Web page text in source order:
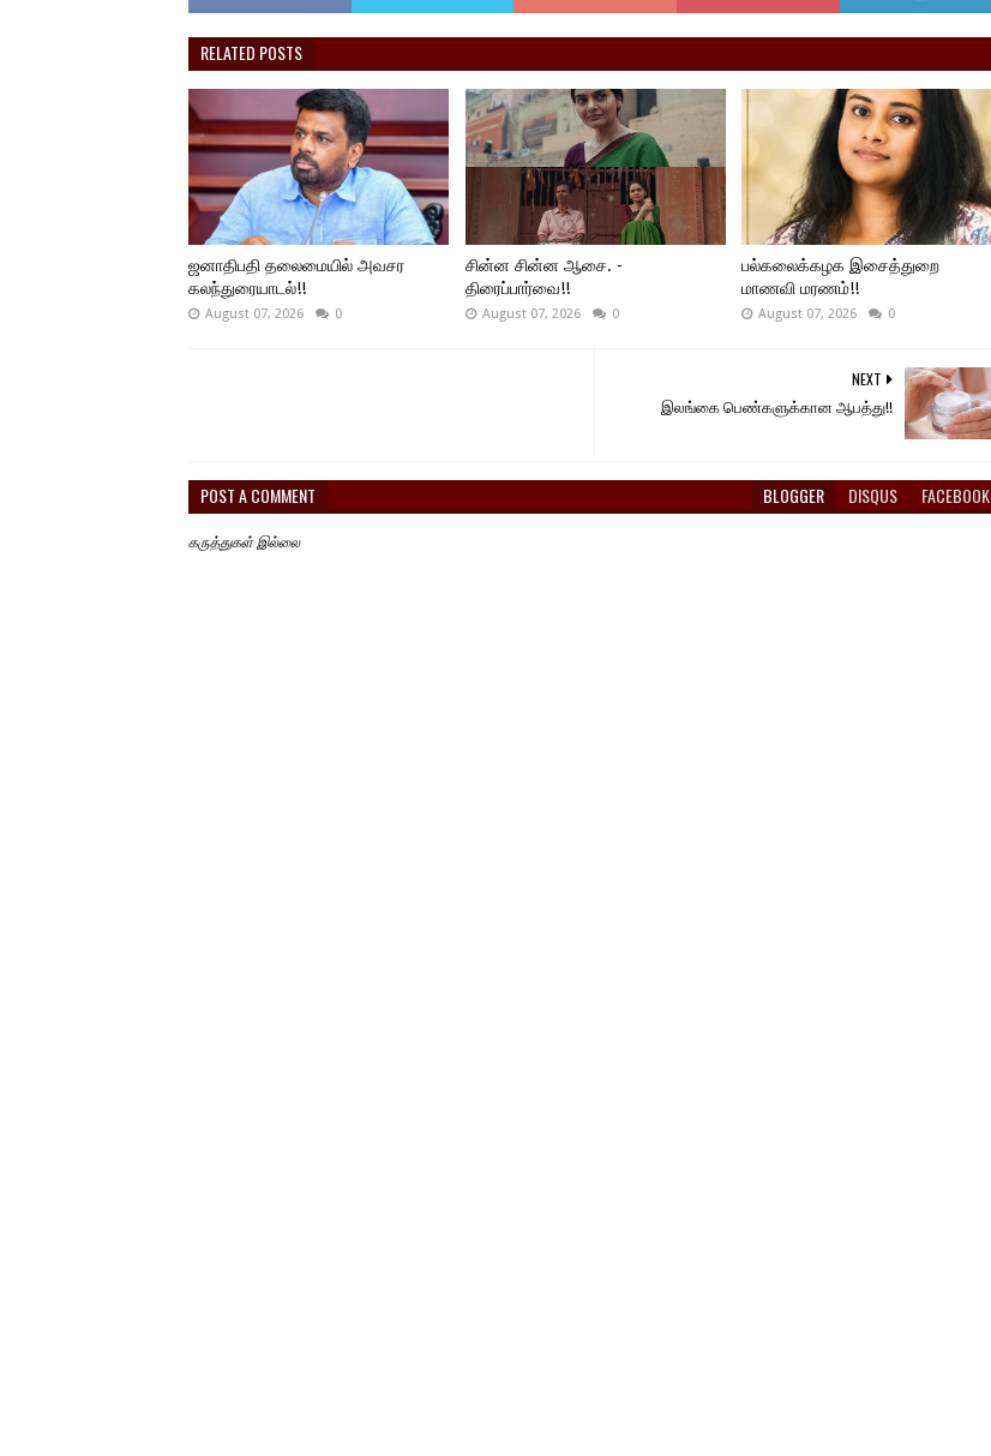
RELATED POSTS
ஜனாதிபதி தலைமையில் அவசர
கலந்துரையாடல்!!
August 07, 2026 0
சின்ன சின்ன ஆசை. -
திரைப்பார்வை!!
August 07, 2026 0
பல்கலைக்கழக இசைத்துறை
மாணவி மரணம்!!
August 07, 2026 0
NEXT
இலங்கை பெண்களுக்கான ஆபத்து!!
POST A COMMENT BLOGGER DISQUS FACEBOOK
கருத்துகள் இல்லை